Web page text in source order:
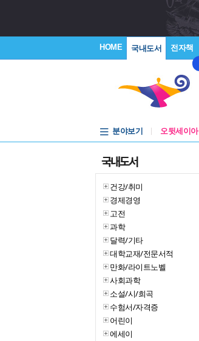
HOME 국내도서 전자책
분야보기 오뒷세이아
국내도서
건강/취미
경제경영
고전
과학
달력/기타
대학교재/전문서적
만화/라이트노벨
사회과학
소설/시/희곡
수험서/자격증
어린이
에세이